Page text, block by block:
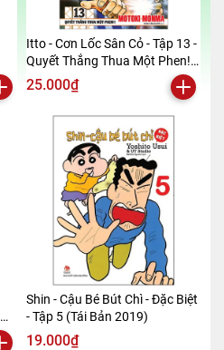
Itto - Cơn Lốc Sân Cỏ - Tập 13 -
Quyết Thắng Thua Một Phen!!
(Tái Bản 2024)
25.000₫
Shin - Cậu Bé Bút Chì - Đặc Biệt
- Tập 5 (Tái Bản 2019)
19.000₫